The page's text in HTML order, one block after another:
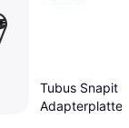
Tubus Snapit
Adapterplatte